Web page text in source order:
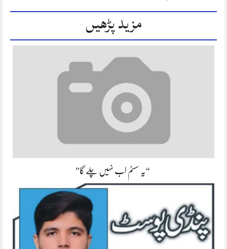
مزید پڑھیں
“یہ سسٹم اب نہیں چلے گا”